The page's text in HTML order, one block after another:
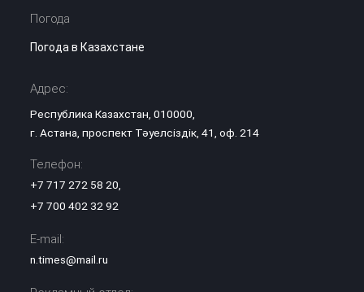
Погода
Погода в Казахстане
Адрес:
Республика Казахстан, 010000,
г. Астана, проспект Тәуелсіздік, 41, оф. 214
Телефон:
+7 717 272 58 20
+7 700 402 32 92
E-mail:
n.times@mail.ru